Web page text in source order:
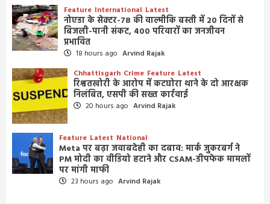
Feature International Latest
नोएडा के सेक्टर-78 की वाल्मीकि बस्ती में 20 दिनों से
बिजली-पानी संकट, 400 परिवारों का जनजीवन
प्रभावित
18 hours ago Arvind Rajak
Chhattisgarh Crime Feature Latest
रिश्वतखोरी के आरोप में कटघोरा थाने के दो आरक्षक
निलंबित, एसपी की सख्त कार्रवाई
20 hours ago Arvind Rajak
Feature Latest National
Meta पर बढ़ा जवाबदेही का दबाव: मार्क जुकरबर्ग ने
PM मोदी का वीडियो हटाने और CSAM-डीपफेक मामलों
पर मांगी माफी
23 hours ago Arvind Rajak